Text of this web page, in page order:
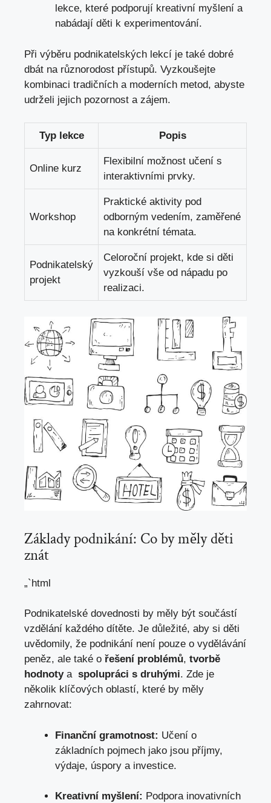
lekce,⁢ které podporují kreativní​ myšlení ⁢a
nabádají děti ⁤k experimentování.
Při výběru podnikatelských lekcí je také dobré⁢
dbát na⁣ různorodost přístupů.⁢ Vyzkoušejte
kombinaci tradičních a⁢ moderních metod, abyste
udrželi jejich pozornost a zájem.
Typ lekce Popis
Online kurz
Flexibilní možnost učení‌ s
interaktivními⁤ prvky.
Workshop
Praktické ‌aktivity ‌pod
odborným vedením, zaměřené
na konkrétní ‍témata.
Podnikatelský
projekt
Celoroční projekt, kde⁣ si děti
vyzkouší vše od nápadu po
realizaci.
Základy podnikání: Co by měly děti
znát
„`html
Podnikatelské dovednosti by měly být součástí​
vzdělání každého dítěte. ‍Je ⁢důležité, aby si děti
uvědomily, že podnikání není pouze o vydělávání
peněz, ale také o řešení problémů, tvorbě
hodnotya ⁣ spolupráci s druhými. Zde je⁣
několik klíčových oblastí, které by měly
zahrnovat:
Finanční gramotnost: Učení o
základních pojmech jako jsou příjmy,
výdaje, úspory⁤ a investice.
Kreativní myšlení: Podpora inovativních